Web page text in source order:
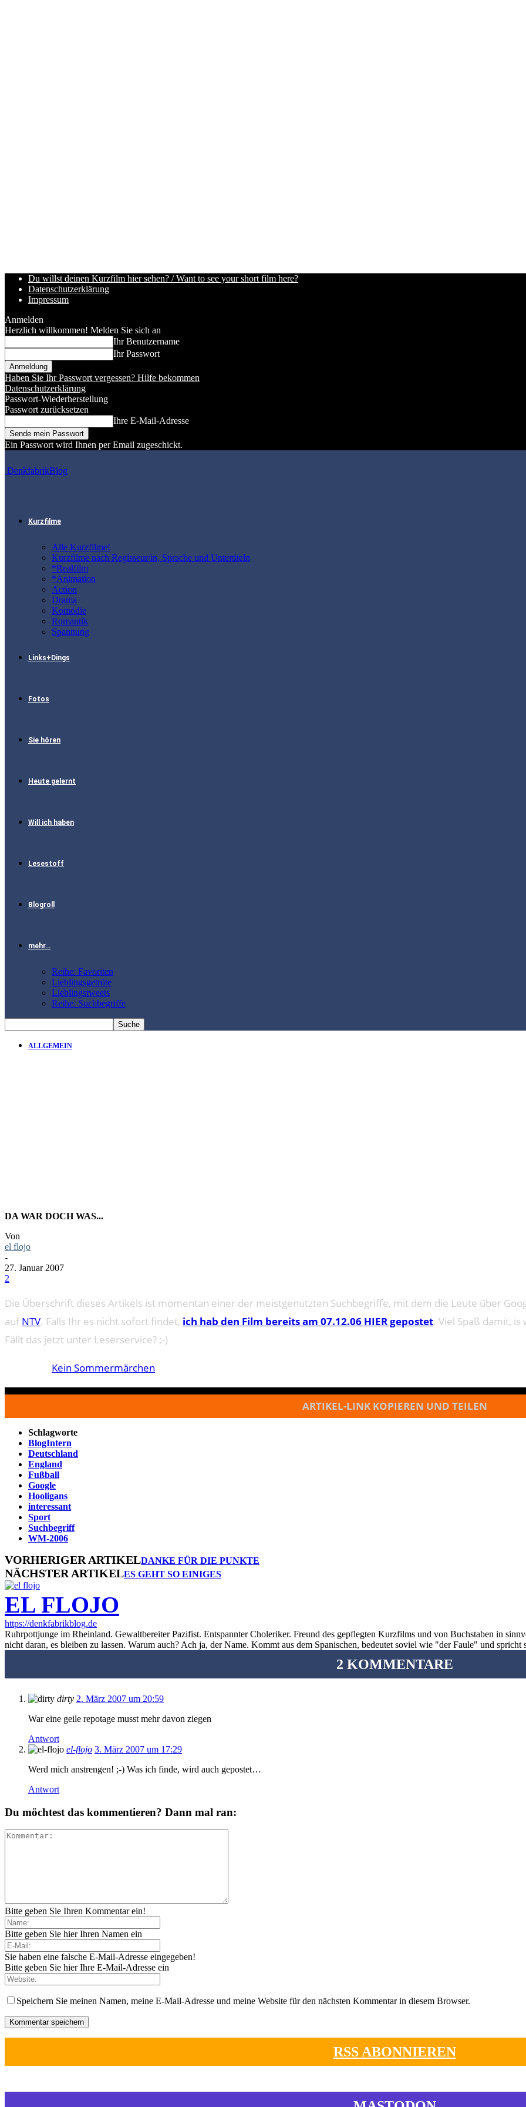
Du willst deinen Kurzfilm hier sehen? / Want to see your short film here?
Datenschutzerklärung
Impressum
Anmelden
Herzlich willkommen! Melden Sie sich an
Ihr Benutzername
Ihr Passwort
Haben Sie Ihr Passwort vergessen? Hilfe bekommen
Datenschutzerklärung
Passwort-Wiederherstellung
Passwort zurücksetzen
Ihre E-Mail-Adresse
Ein Passwort wird Ihnen per Email zugeschickt.
DenkfabrikBlog
Kurzfilme
Alle Kurzfilme!
Kurzfilme nach Regisseur/in, Sprache und Untertiteln
*Realfilm
*Animation
Action
Drama
Komödie
Romantik
Spannung
Links+Dings
Fotos
Sie hören
Heute gelernt
Will ich haben
Lesestoff
Blogroll
mehr…
Reihe: Favoriten
Lieblingsgetröte
Lieblingstweets
Reihe: Suchbegriffe
ALLGEMEIN
DA WAR DOCH WAS...
Von
el flojo
-
27. Januar 2007
2
Die Überschrift dieses Artikels ist momentan einer der meistgenutzten Suchbegriffe, mit dem die Leute über
auf NTV. Falls Ihr es nicht sofort findet, ich hab den Film bereits am 07.12.06 HIER gepostet. Viel Spaß damit,
Fällt das jetzt unter Leserservice? ;-)
Kein Sommermärchen
ARTIKEL-LINK KOPIEREN UND TEILEN
Schlagworte
BlogIntern
Deutschland
England
Fußball
Google
Hooligans
interessant
Sport
Suchbegriff
WM-2006
VORHERIGER ARTIKELDANKE FÜR DIE PUNKTE
NÄCHSTER ARTIKELES GEHT SO EINIGES
EL FLOJO
https://denkfabrikblog.de
Ruhrpottjunge im Rheinland. Gewaltbereiter Pazifist. Entspannter Choleriker. Freund des gepflegten Kurzfilms und von Buchstaben in
nicht daran, es bleiben zu lassen. Warum auch? Ach ja, der Name. Kommt aus dem Spanischen, bedeutet soviel wie "der Faule" und spricht
2 KOMMENTARE
dirty 2. März 2007 um 20:59
War eine geile repotage musst mehr davon ziegen
Antwort
el-flojo 3. März 2007 um 17:29
Werd mich anstrengen! ;-) Was ich finde, wird auch gepostet…
Antwort
Du möchtest das kommentieren? Dann mal ran:
Bitte geben Sie Ihren Kommentar ein!
Bitte geben Sie hier Ihren Namen ein
Sie haben eine falsche E-Mail-Adresse eingegeben!
Bitte geben Sie hier Ihre E-Mail-Adresse ein
Speichern Sie meinen Namen, meine E-Mail-Adresse und meine Website für den nächsten Kommentar in diesem Browser.
RSS ABONNIEREN